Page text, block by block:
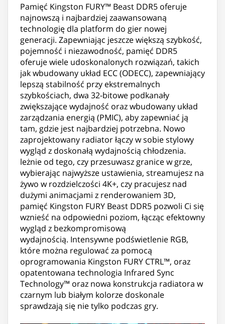
Pamięć Kingston FURY™ Beast DDR5 oferuje
najnowszą i najbardziej zaawansowaną
technologię dla platform do gier nowej
generacji. Zapewniając jeszcze większą szybkość,
pojemność i niezawodność, pamięć DDR5
oferuje wiele udoskonalonych rozwiązań, takich
jak wbudowany układ ECC (ODECC), zapewniający
lepszą stabilność przy ekstremalnych
szybkościach, dwa 32-bitowe podkanały
zwiększające wydajność oraz wbudowany układ
zarządzania energią (PMIC), aby zapewniać ją
tam, gdzie jest najbardziej potrzebna. Nowo
zaprojektowany radiator łączy w sobie stylowy
wygląd z doskonałą wydajnością chłodzenia.
leżnie od tego, czy przesuwasz granice w grze,
wybierając najwyższe ustawienia, streamujesz na
żywo w rozdzielczości 4K+, czy pracujesz nad
dużymi animacjami z renderowaniem 3D,
pamięć Kingston FURY Beast DDR5 pozwoli Ci się
wznieść na odpowiedni poziom, łącząc efektowny
wygląd z bezkompromisową
wydajnością. Intensywne podświetlenie RGB,
które można regulować za pomocą
oprogramowania Kingston FURY CTRL™, oraz
opatentowana technologia Infrared Sync
Technology™ oraz nowa konstrukcja radiatora w
czarnym lub białym kolorze doskonale
sprawdzają się nie tylko podczas gry.